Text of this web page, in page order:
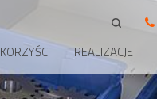
KORZYŚCI REALIZACJE